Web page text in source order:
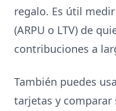
regalo. Es útil
(ARPU o LTV) de
contribuciones a
También puedes
tarjetas y